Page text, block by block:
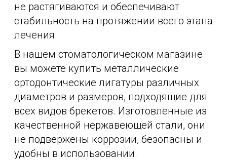
не растягиваются и обеспечивают
стабильность на протяжении всего этапа
лечения.
В нашем стоматологическом магазине
вы можете купить металлические
ортодонтические лигатуры различных
диаметров и размеров, подходящие для
всех видов брекетов. Изготовленные из
качественной нержавеющей стали, они
не подвержены коррозии, безопасны и
удобны в использовании.